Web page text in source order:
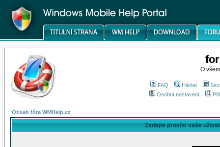
O
FAQ Hledat
Osobní nastavení
Obsah fóra WMHelp.cz
Zadejte prosím vaše